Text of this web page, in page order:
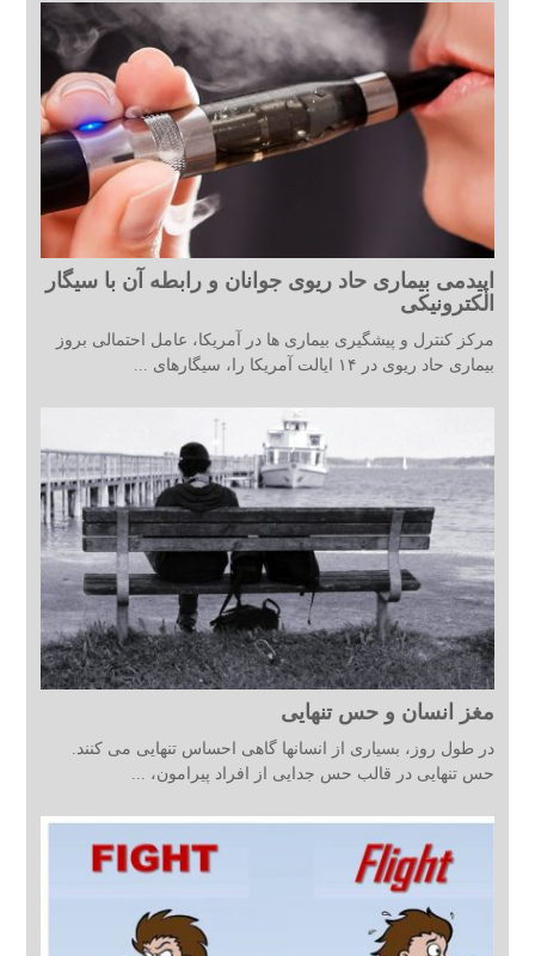
اپیدمی بیماری حاد ریوی جوانان و رابطه آن با سیگار
الکترونیکی
مرکز کنترل و پیشگیری بیماری ها در آمریکا، عامل احتمالی بروز
بیماری حاد ریوی در ۱۴ ایالت آمریکا را، سیگارهای ...
مغز انسان و حس تنهایی
در طول روز، بسیاری از انسانها گاهی احساس تنهایی می کنند.
حس تنهایی در قالب حس جدایی از افراد پیرامون، ...